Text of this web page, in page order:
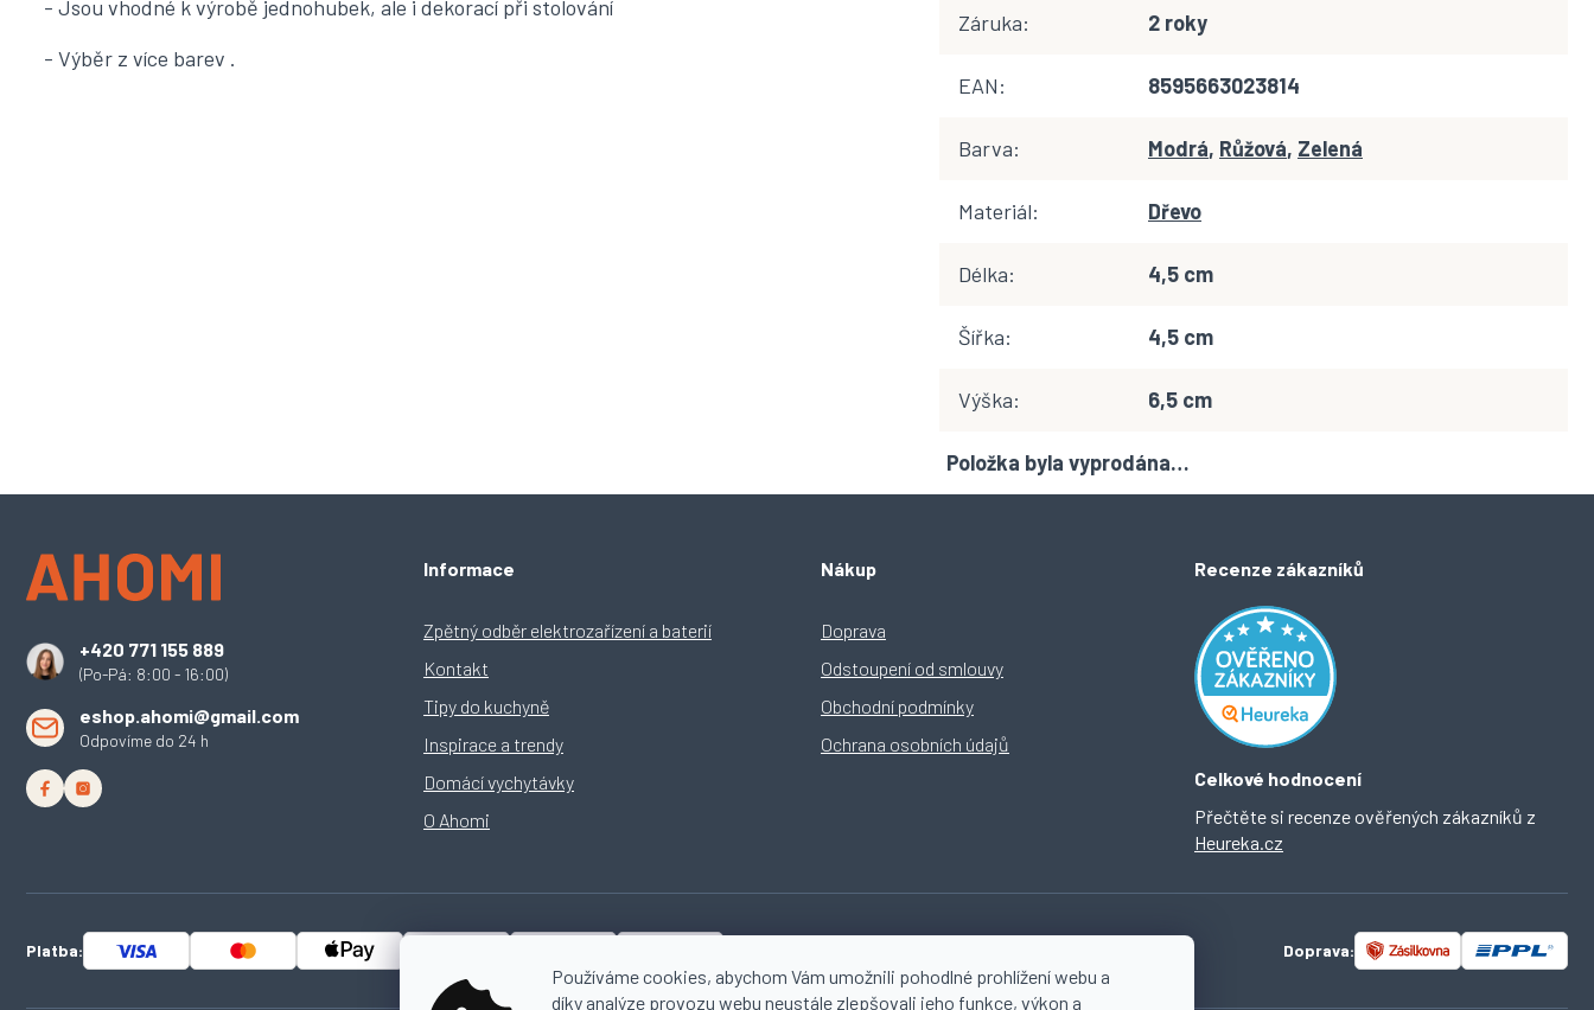
Používáme cookies, abychom Vám umožnili pohodlné prohlížení webu a
díky analýze provozu webu neustále zlepšovali jeho funkce, výkon a
- Jsou vhodné k výrobě jednohubek, ale i dekorací při stolování
- Výběr z více barev .
Záruka: 2 roky
EAN: 8595663023814
Barva: Modrá, Růžová, Zelená
Materiál: Dřevo
Délka: 4,5 cm
Šířka: 4,5 cm
Výška: 6,5 cm
Položka byla vyprodána…
+420 771 155 889
(Po-Pá: 8:00 - 16:00)
eshop.ahomi@gmail.com
Odpovíme do 24 h
Informace
Zpětný odběr elektrozařízení a baterií
Kontakt
Tipy do kuchyně
Inspirace a trendy
Domácí vychytávky
O Ahomi
Nákup
Doprava
Odstoupení od smlouvy
Obchodní podmínky
Ochrana osobních údajů
Recenze zákazníků
Celkové hodnocení
Přečtěte si recenze ověřených zákazníků z
Heureka.cz
Platba: Doprava: